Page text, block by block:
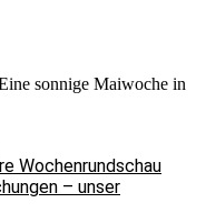
sonnige Maiwoche in
Wochenrundschau
– unser